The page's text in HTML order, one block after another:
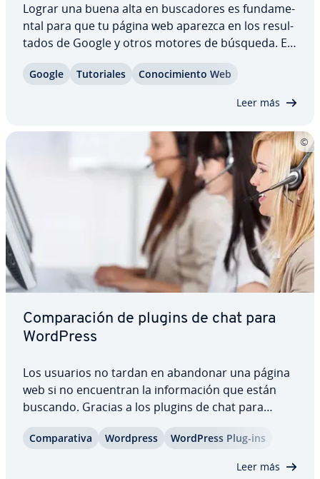
Lograr una buena alta en bu­s­ca­do­res es fu­n­da­me­
n­tal para que tu página web aparezca en los re­su­l­
ta­dos de Google y otros motores de búsqueda. En
esta guía te ex­pli­ca­mos cómo registrar tu web
paso a paso, cómo enviar tu URL a Google y qué
Google Tu­to­ria­les Co­no­ci­mie­n­to Web
Leer más
Co­m­pa­ra­ción de plugins de chat para
WordPress
Los usuarios no tardan en abandonar una página
web si no en­cue­n­tran la in­fo­r­ma­ción que están
buscando. Gracias a los plugins de chat para
WordPress puedes ofrecer re­s­pue­s­tas a las
preguntas de tus vi­si­ta­n­tes en tiempo real y
Co­m­pa­ra­ti­va Wordpress WordPress Plug-ins
Leer más